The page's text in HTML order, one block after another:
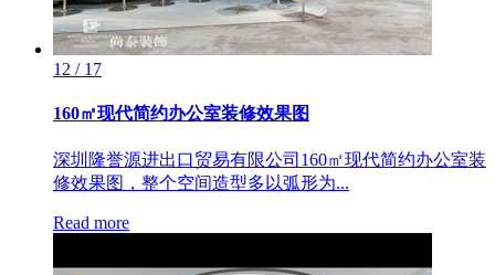
12 / 17
160㎡现代简约办公室装修效果图
深圳隆誉源进出口贸易有限公司160㎡现代简约办公室装
修效果图，整个空间造型多以弧形为...
Read more